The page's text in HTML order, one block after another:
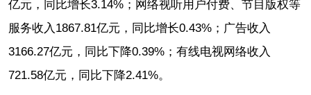
亿元，同比增长3.14%；网络视听用户付费、节目版权等
服务收入1867.81亿元，同比增长0.43%；广告收入
3166.27亿元，同比下降0.39%；有线电视网络收入
721.58亿元，同比下降2.41%。